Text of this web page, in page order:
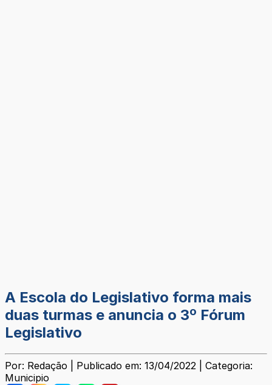
A Escola do Legislativo forma mais
duas turmas e anuncia o 3º Fórum
Legislativo
Por: Redação | Publicado em: 13/04/2022 | Categoria:
Municipio